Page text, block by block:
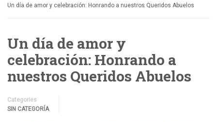
Un día de amor y celebración: Honrando a nuestros Queridos Abuelos
Un día de amor y
celebración: Honrando a
nuestros Queridos Abuelos
Categories
SIN CATEGORÍA